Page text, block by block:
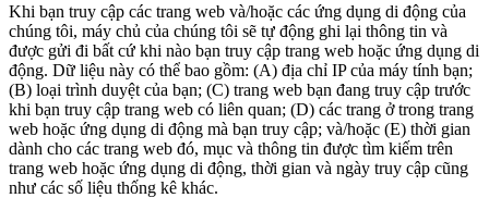
Khi bạn truy cập các trang web và/hoặc các ứng dụng di động của
chúng tôi, máy chủ của chúng tôi sẽ tự động ghi lại thông tin và
được gửi đi bất cứ khi nào bạn truy cập trang web hoặc ứng dụng di
động. Dữ liệu này có thể bao gồm: (A) địa chỉ IP của máy tính bạn;
(B) loại trình duyệt của bạn; (C) trang web bạn đang truy cập trước
khi bạn truy cập trang web có liên quan; (D) các trang ở trong trang
web hoặc ứng dụng di động mà bạn truy cập; và/hoặc (E) thời gian
dành cho các trang web đó, mục và thông tin được tìm kiếm trên
trang web hoặc ứng dụng di động, thời gian và ngày truy cập cũng
như các số liệu thống kê khác.